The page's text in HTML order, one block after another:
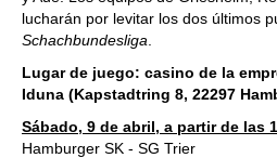
lucharán por levitar los dos últimos
Schachbundesliga
Lugar de juego: casino de la
Iduna (Kapstadtring 8, 22297
Sábado, 9 de abril, a partir de las
Hamburger SK - SG Trier